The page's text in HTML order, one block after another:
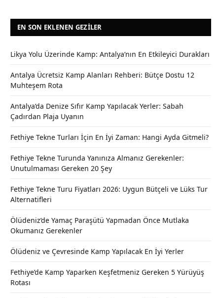
EN SON EKLENEN GEZILER
Likya Yolu Üzerinde Kamp: Antalya’nın En Etkileyici Durakları
Antalya Ücretsiz Kamp Alanları Rehberi: Bütçe Dostu 12
Muhteşem Rota
Antalya’da Denize Sıfır Kamp Yapılacak Yerler: Sabah
Çadırdan Plaja Uyanın
Fethiye Tekne Turları İçin En İyi Zaman: Hangi Ayda Gitmeli?
Fethiye Tekne Turunda Yanınıza Almanız Gerekenler:
Unutulmaması Gereken 20 Şey
Fethiye Tekne Turu Fiyatları 2026: Uygun Bütçeli ve Lüks Tur
Alternatifleri
Ölüdeniz’de Yamaç Paraşütü Yapmadan Önce Mutlaka
Okumanız Gerekenler
Ölüdeniz ve Çevresinde Kamp Yapılacak En İyi Yerler
Fethiye’de Kamp Yaparken Keşfetmeniz Gereken 5 Yürüyüş
Rotası